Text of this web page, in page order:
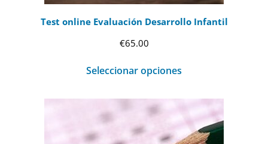
Test online Evaluación Desarrollo Infantil
€65.00
Seleccionar opciones